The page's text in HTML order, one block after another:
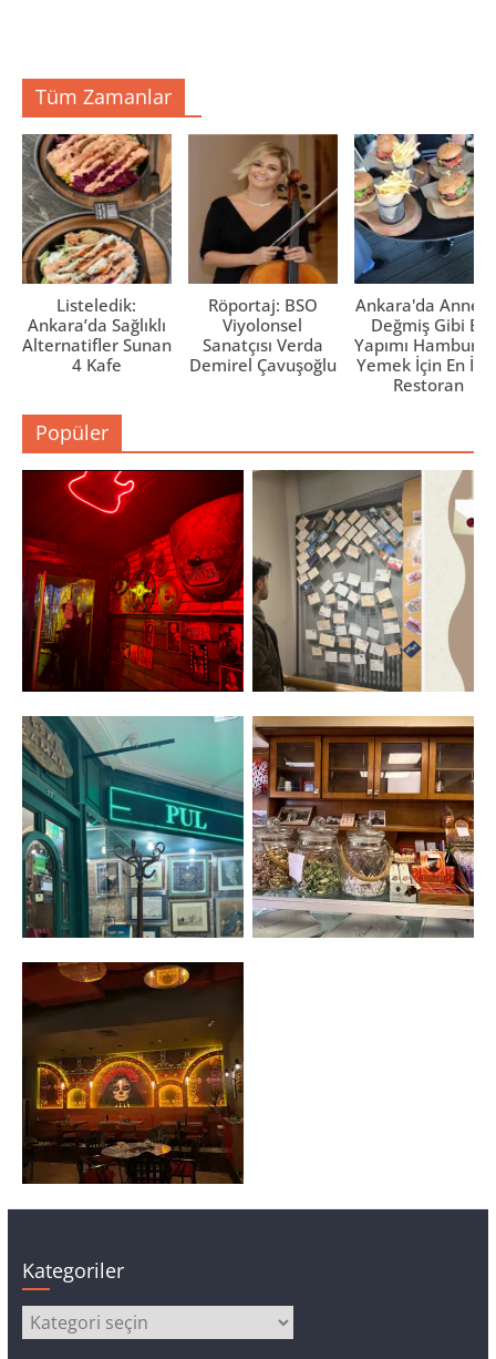
Tüm Zamanlar
Listeledik:
Ankara’da Sağlıklı
Alternatifler Sunan
4 Kafe
Röportaj: BSO
Viyolonsel
Sanatçısı Verda
Demirel Çavuşoğlu
Ankara'da Anne
Değmiş Gibi Ev
Yapımı
Yemek İçin En İyi
Restoran
Popüler
Kategoriler
Kategoriler